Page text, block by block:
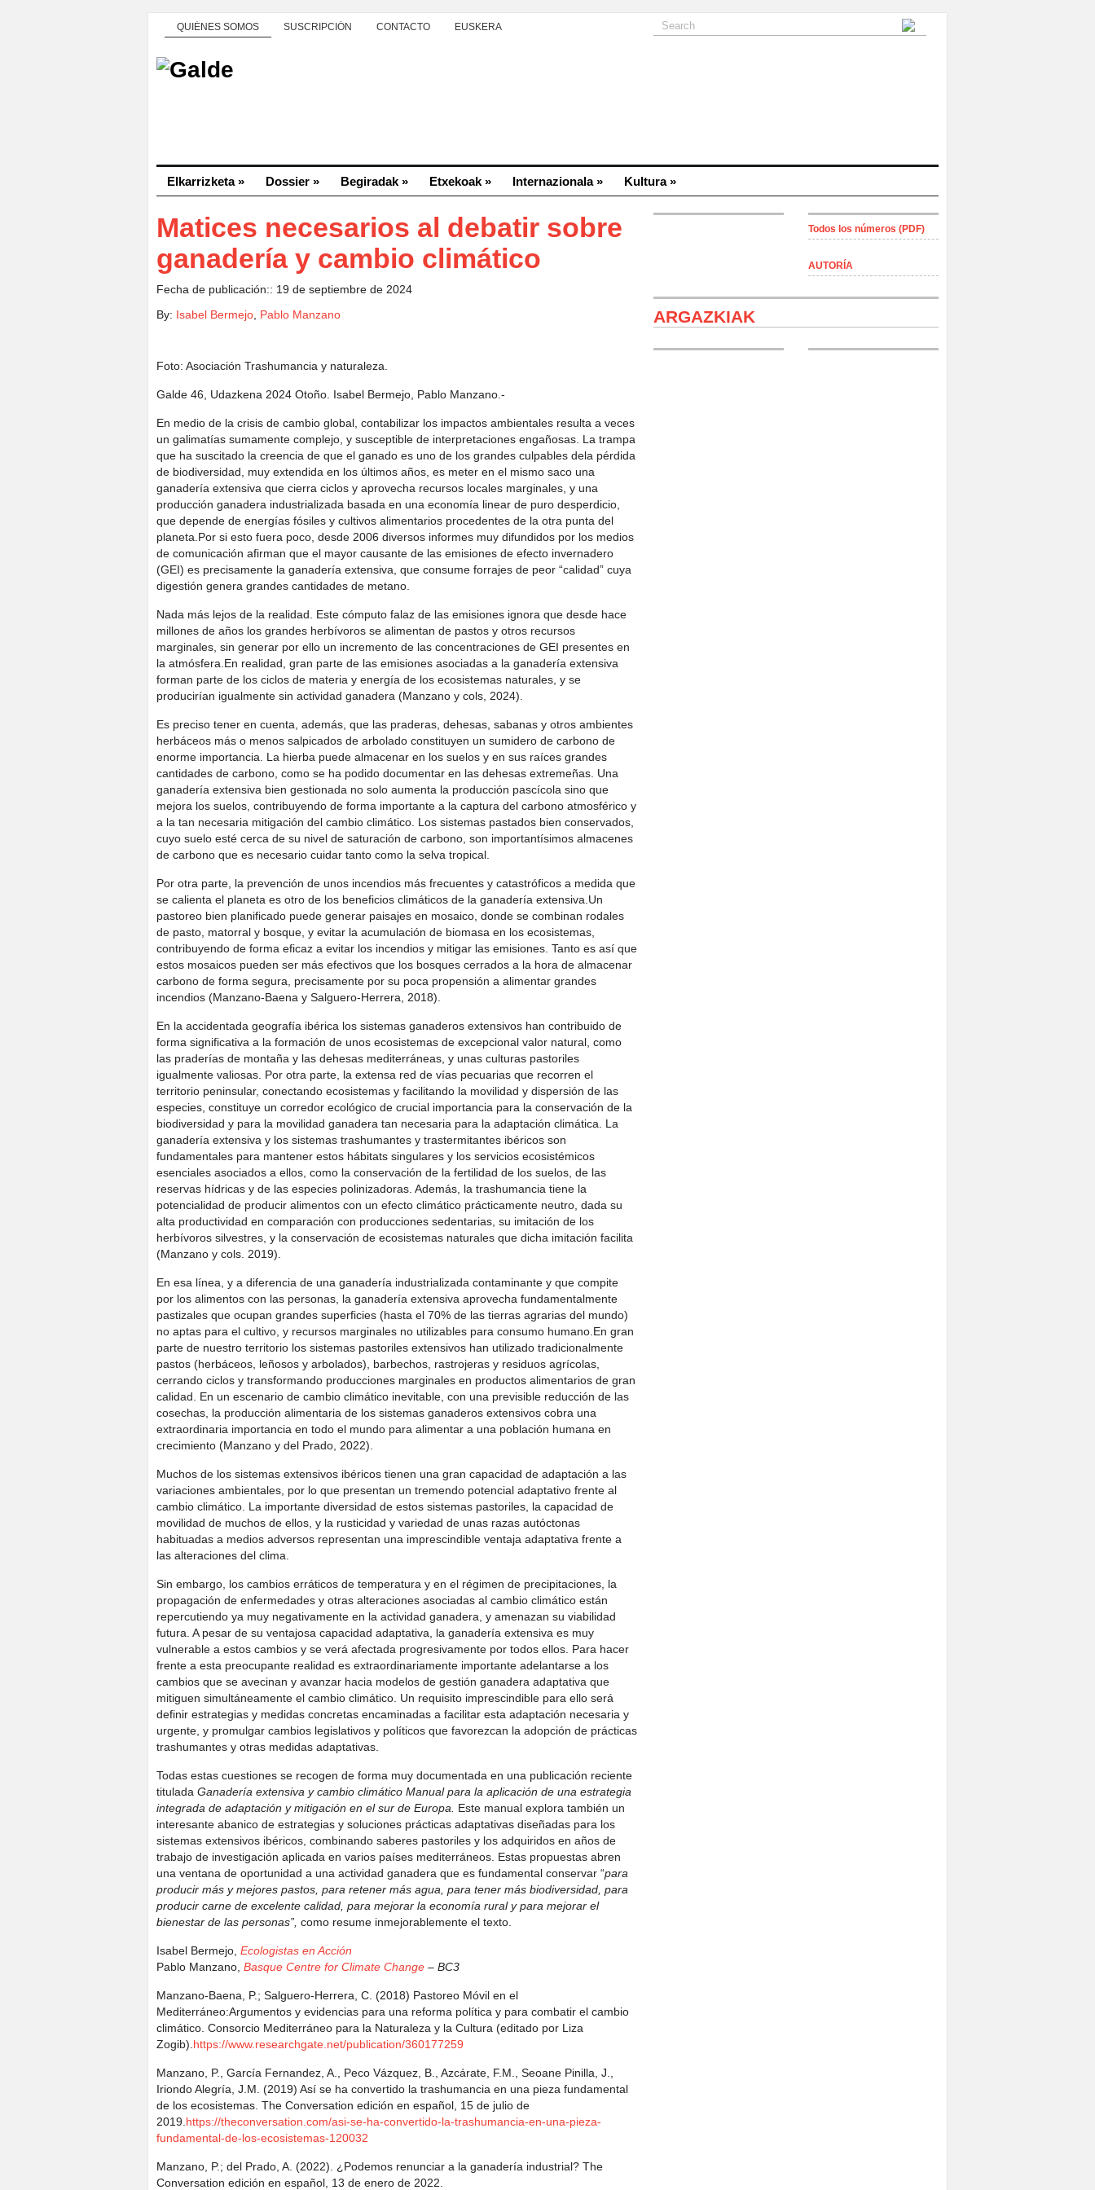
QUIÉNES SOMOS SUSCRIPCIÓN CONTACTO EUSKERA
Elkarrizketa» Dossier » Begiradak » Etxekoak » Internazionala» Kultura»
Matices necesarios al debatir sobre
ganadería y cambio climático
Fecha de publicación:: 19 de septiembre de 2024
By: Isabel Bermejo Pablo Manzano
Foto: Asociación Trashumancia y naturaleza.
Galde 46, Udazkena 2024 Otoño. Isabel Bermejo, Pablo Manzano.-
En medio de la crisis de cambio global, contabilizar los impactos ambientales resulta a veces
un galimatías sumamente complejo, y susceptible de interpretaciones engañosas. La trampa
que ha suscitado la creencia de que el ganado es uno de los grandes culpables dela pérdida
de biodiversidad, muy extendida en los últimos años, es meter en el mismo saco una
ganadería extensiva que cierra ciclos y aprovecha recursos locales marginales, y una
producción ganadera industrializada basada en una economía linear de puro desperdicio,
que depende de energías fósiles y cultivos alimentarios procedentes de la otra punta del
planeta.Por si esto fuera poco, desde 2006 diversos informes muy difundidos por los medios
de comunicación afirman que el mayor causante de las emisiones de efecto invernadero
(GEI) es precisamente la ganadería extensiva, que consume forrajes de peor “calidad” cuya
digestión genera grandes cantidades de metano.
Nada más lejos de la realidad. Este cómputo falaz de las emisiones ignora que desde hace
millones de años los grandes herbívoros se alimentan de pastos y otros recursos
marginales, sin generar por ello un incremento de las concentraciones de GEI presentes en
la atmósfera.En realidad, gran parte de las emisiones asociadas a la ganadería extensiva
forman parte de los ciclos de materia y energía de los ecosistemas naturales, y se
producirían igualmente sin actividad ganadera (Manzano y cols, 2024).
Es preciso tener en cuenta, además, que las praderas, dehesas, sabanas y otros ambientes
herbáceos más o menos salpicados de arbolado constituyen un sumidero de carbono de
enorme importancia. La hierba puede almacenar en los suelos y en sus raíces grandes
cantidades de carbono, como se ha podido documentar en las dehesas extremeñas. Una
ganadería extensiva bien gestionada no solo aumenta la producción pascícola sino que
mejora los suelos, contribuyendo de forma importante a la captura del carbono atmosférico y
a la tan necesaria mitigación del cambio climático. Los sistemas pastados bien conservados,
cuyo suelo esté cerca de su nivel de saturación de carbono, son importantísimos almacenes
de carbono que es necesario cuidar tanto como la selva tropical.
Por otra parte, la prevención de unos incendios más frecuentes y catastróficos a medida que
se calienta el planeta es otro de los beneficios climáticos de la ganadería extensiva.Un
pastoreo bien planificado puede generar paisajes en mosaico, donde se combinan rodales
de pasto, matorral y bosque, y evitar la acumulación de biomasa en los ecosistemas,
contribuyendo de forma eficaz a evitar los incendios y mitigar las emisiones. Tanto es así que
estos mosaicos pueden ser más efectivos que los bosques cerrados a la hora de almacenar
carbono de forma segura, precisamente por su poca propensión a alimentar grandes
incendios (Manzano-Baena y Salguero-Herrera, 2018).
En la accidentada geografía ibérica los sistemas ganaderos extensivos han contribuido de
forma significativa a la formación de unos ecosistemas de excepcional valor natural, como
las praderías de montaña y las dehesas mediterráneas, y unas culturas pastoriles
igualmente valiosas. Por otra parte, la extensa red de vías pecuarias que recorren el
territorio peninsular, conectando ecosistemas y facilitando la movilidad y dispersión de las
especies, constituye un corredor ecológico de crucial importancia para la conservación de la
biodiversidad y para la movilidad ganadera tan necesaria para la adaptación climática. La
ganadería extensiva y los sistemas trashumantes y trastermitantes ibéricos son
fundamentales para mantener estos hábitats singulares y los servicios ecosistémicos
esenciales asociados a ellos, como la conservación de la fertilidad de los suelos, de las
reservas hídricas y de las especies polinizadoras. Además, la trashumancia tiene la
potencialidad de producir alimentos con un efecto climático prácticamente neutro, dada su
alta productividad en comparación con producciones sedentarias, su imitación de los
herbívoros silvestres, y la conservación de ecosistemas naturales que dicha imitación facilita
(Manzano y cols. 2019).
En esa línea, y a diferencia de una ganadería industrializada contaminante y que compite
por los alimentos con las personas, la ganadería extensiva aprovecha fundamentalmente
pastizales que ocupan grandes superficies (hasta el 70% de las tierras agrarias del mundo)
no aptas para el cultivo, y recursos marginales no utilizables para consumo humano.En gran
parte de nuestro territorio los sistemas pastoriles extensivos han utilizado tradicionalmente
pastos (herbáceos, leñosos y arbolados), barbechos, rastrojeras y residuos agrícolas,
cerrando ciclos y transformando producciones marginales en productos alimentarios de gran
calidad. En un escenario de cambio climático inevitable, con una previsible reducción de las
cosechas, la producción alimentaria de los sistemas ganaderos extensivos cobra una
extraordinaria importancia en todo el mundo para alimentar a una población humana en
crecimiento (Manzano y del Prado, 2022).
Muchos de los sistemas extensivos ibéricos tienen una gran capacidad de adaptación a las
variaciones ambientales, por lo que presentan un tremendo potencial adaptativo frente al
cambio climático. La importante diversidad de estos sistemas pastoriles, la capacidad de
movilidad de muchos de ellos, y la rusticidad y variedad de unas razas autóctonas
habituadas a medios adversos representan una imprescindible ventaja adaptativa frente a
las alteraciones del clima.
Sin embargo, los cambios erráticos de temperatura y en el régimen de precipitaciones, la
propagación de enfermedades y otras alteraciones asociadas al cambio climático están
repercutiendo ya muy negativamente en la actividad ganadera, y amenazan su viabilidad
futura. A pesar de su ventajosa capacidad adaptativa, la ganadería extensiva es muy
vulnerable a estos cambios y se verá afectada progresivamente por todos ellos. Para hacer
frente a esta preocupante realidad es extraordinariamente importante adelantarse a los
cambios que se avecinan y avanzar hacia modelos de gestión ganadera adaptativa que
mitiguen simultáneamente el cambio climático. Un requisito imprescindible para ello será
definir estrategias y medidas concretas encaminadas a facilitar esta adaptación necesaria y
urgente, y promulgar cambios legislativos y políticos que favorezcan la adopción de prácticas
trashumantes y otras medidas adaptativas.
Todas estas cuestiones se recogen de forma muy documentada en una publicación reciente
titulada Ganadería extensiva y cambio climático Manual para la aplicación de una estrategia
integrada de adaptación y mitigación en el sur de Europa. Este manual explora también un
interesante abanico de estrategias y soluciones prácticas adaptativas diseñadas para los
sistemas extensivos ibéricos, combinando saberes pastoriles y los adquiridos en años de
trabajo de investigación aplicada en varios países mediterráneos. Estas propuestas abren
una ventana de oportunidad a una actividad ganadera que es fundamental conservar “para
producir más y mejores pastos, para retener más agua, para tener más biodiversidad, para
producir carne de excelente calidad, para mejorar la economía rural y para mejorar el
bienestar de las personas”, como resume inmejorablemente el texto.
Isabel Bermejo, Ecologistas en Acción
Pablo Manzano, Basque Centre for Climate Change – BC3
Manzano-Baena, P.; Salguero-Herrera, C. (2018) Pastoreo Móvil en el
Mediterráneo:Argumentos y evidencias para una reforma política y para combatir el cambio
climático. Consorcio Mediterráneo para la Naturaleza y la Cultura (editado por Liza
Zogib). https://www.researchgate.net/publication/360177259
Manzano, P., García Fernandez, A., Peco Vázquez, B., Azcárate, F.M., Seoane Pinilla, J.,
Iriondo Alegría, J.M. (2019) Así se ha convertido la trashumancia en una pieza fundamental
de los ecosistemas. The Conversation edición en español, 15 de julio de
2019. https://theconversation.com/asi-se-ha-convertido-la-trashumancia-en-una-pieza-
fundamental-de-los-ecosistemas-120032
Manzano, P.; del Prado, A. (2022). ¿Podemos renunciar a la ganadería industrial? The
Conversation edición en español, 13 de enero de 2022.
Todos los números (PDF)
AUTORÍA
ARGAZKIAK
Sebastião Salgado